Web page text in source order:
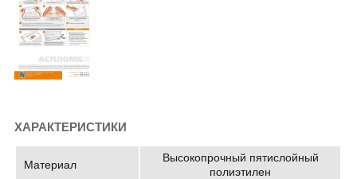
ХАРАКТЕРИСТИКИ
Материал
Высокопрочный пятислойный
полиэтилен